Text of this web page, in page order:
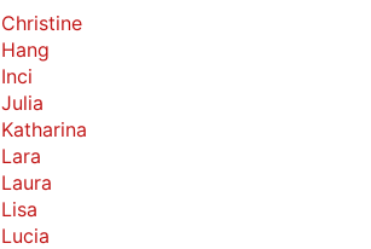
Christine
Hang
Inci
Julia
Katharina
Lara
Laura
Lisa
Lucia